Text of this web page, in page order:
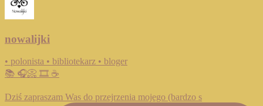
nowalijki
• polonista • bibliotekarz • bloger
📚 🎧📀 🎞️ ☕️
Dziś zapraszam Was do przejrzenia mojego (bardzo s